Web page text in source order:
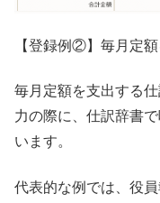
【登録例②】毎月定
毎月定額を支出する
力の際に、仕訳辞書
います。
代表的な例では、役